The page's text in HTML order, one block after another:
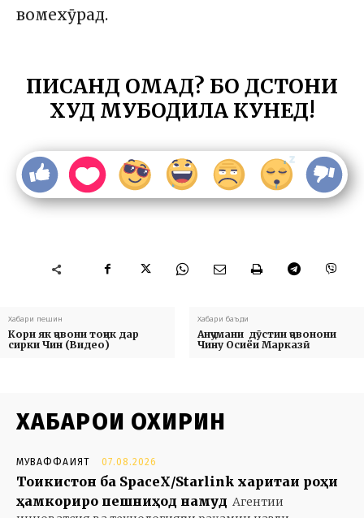
вомехӯрад.
ПИСАНД ОМАД? БО ДӮСТОНИ
ХУД МУБОДИЛА КУНЕД!
Хабари пешин
Кори як ҷавони тоҷик дар
сирки Чин (Видео)
Хабари баъди
Анҷумани дӯстии ҷавонони
Чину Осиёи Марказӣ
ХАБАРҲОИ ОХИРИН
МУВАФФАҚИЯТ 07.08.2026
Тоҷикистон ба SpaceX/Starlink харитаи роҳи
ҳамкориро пешниҳод намуд Агентии